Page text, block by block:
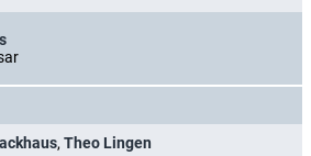
, Theo Lingen